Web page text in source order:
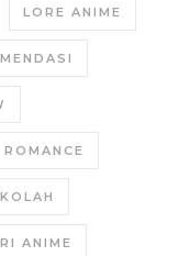
LORE ANIME
ROMANCE
ANIME